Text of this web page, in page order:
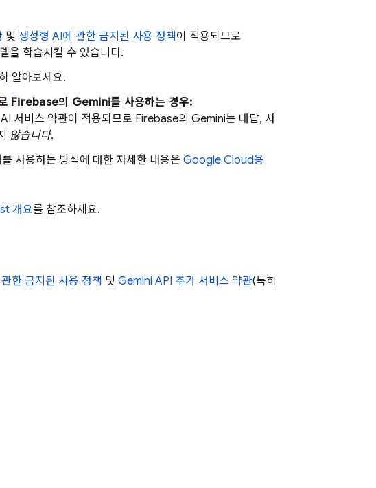
및 생성형 AI에 관한 금지된 사용 정책이 적용되므로
을 학습시킬 수 있습니다.
알아보세요.
Firebase의 Gemini를 사용하는 경우:
서비스 약관이 적용되므로 Firebase의 Gemini는 대답, 사
않습니다.
사용하는 방식에 대한 자세한 내용은 Google Cloud용
개요를 참조하세요.
한 금지된 사용 정책 및 Gemini API 추가 서비스 약관(특히